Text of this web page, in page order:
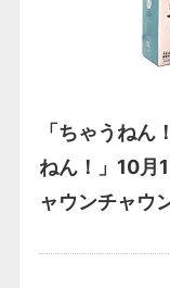
「ちゃうねん
ねん！」10月
ャウンチャウ